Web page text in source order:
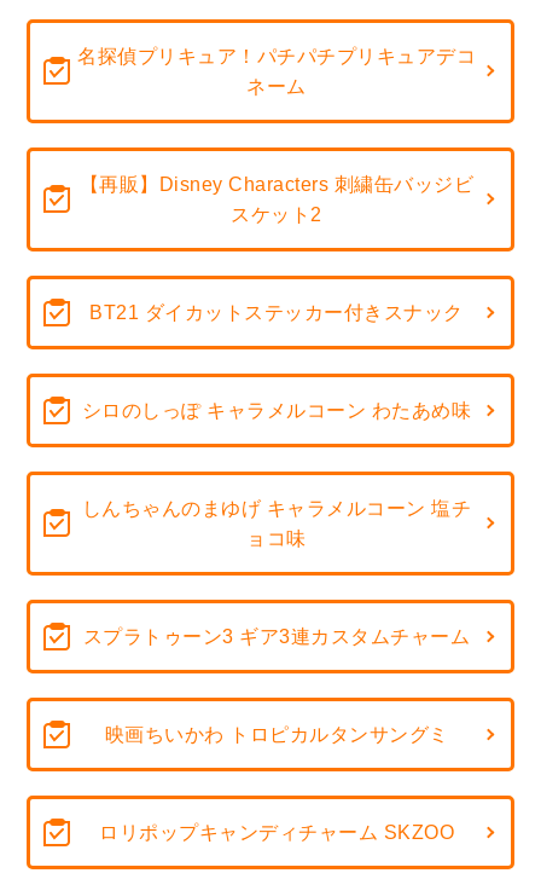
名探偵プリキュア！パチパチプリキュアデコ
ネーム
【再販】Disney Characters 刺繍缶バッジビ
スケット2
BT21 ダイカットステッカー付きスナック
シロのしっぽ キャラメルコーン わたあめ味
しんちゃんのまゆげ キャラメルコーン 塩チ
ョコ味
スプラトゥーン3 ギア3連カスタムチャーム
映画ちいかわ トロピカルタンサングミ
ロリポップキャンディチャーム SKZOO